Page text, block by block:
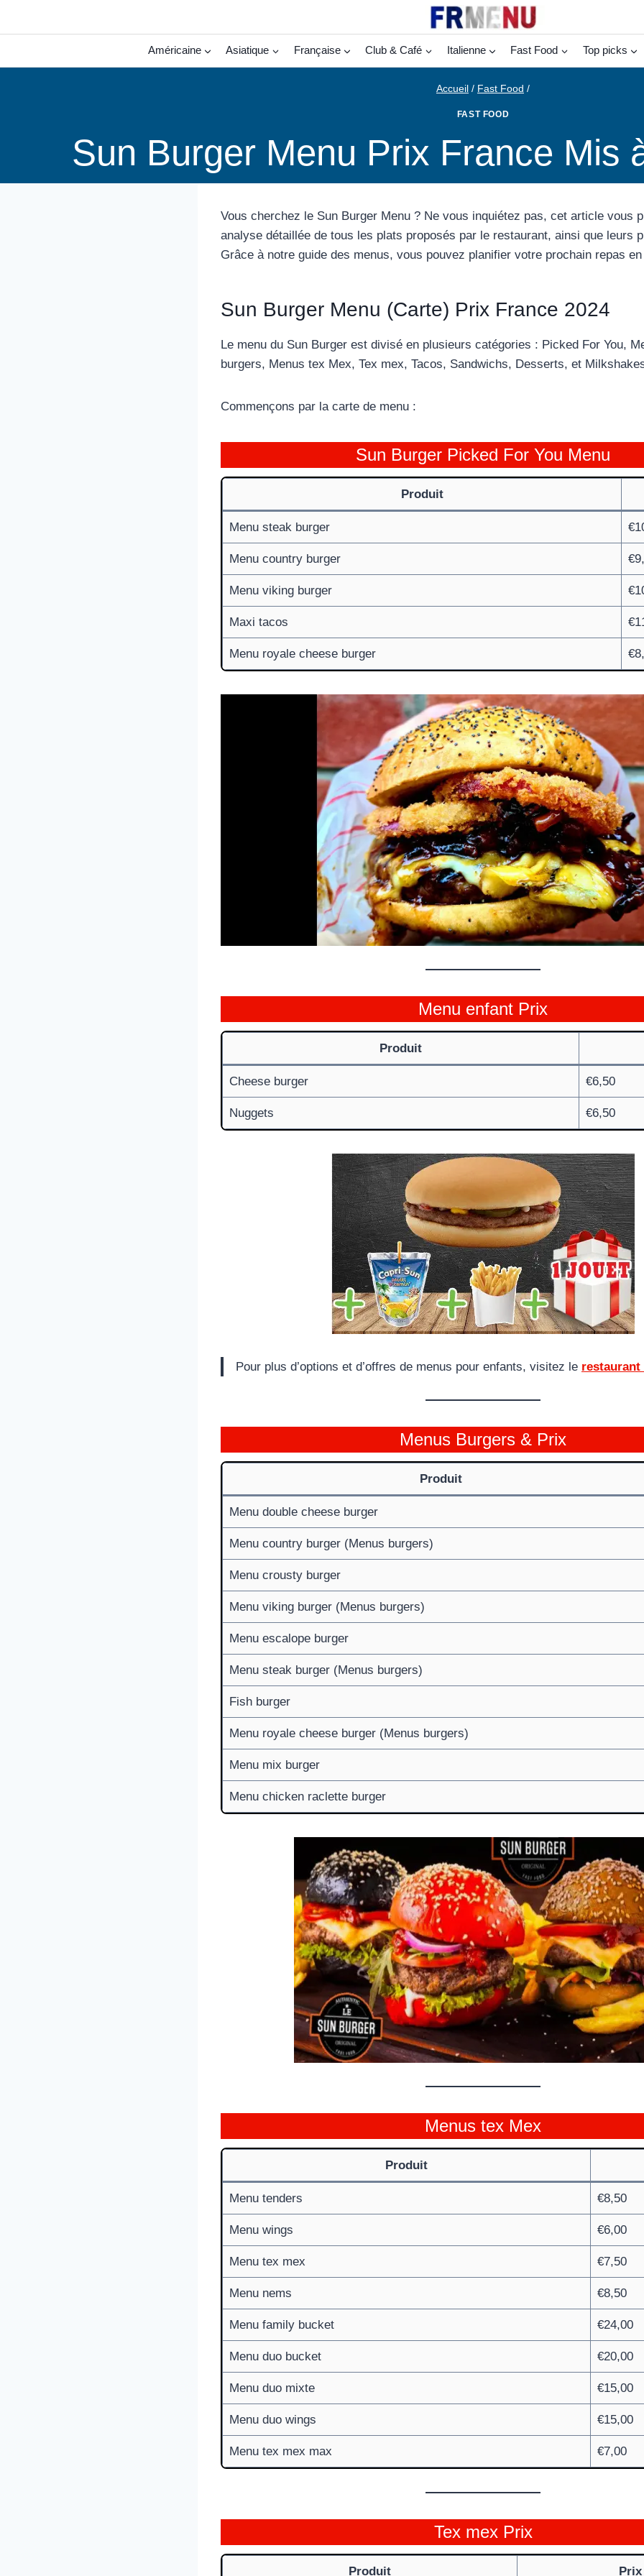
Américaine Asiatique Française Club & Café Italienne Fast Food Top picks
Accueil / Fast Food /
FAST FOOD
Sun Burger Menu Prix France Mis
Vous cherchez le Sun Burger Menu ? Ne vous inquiétez pas, cet article vous
analyse détaillée de tous les plats proposés par le restaurant, ainsi que leurs
Grâce à notre guide des menus, vous pouvez planifier votre prochain repas
Sun Burger Menu (Carte) Prix France 2024
Le menu du Sun Burger est divisé en plusieurs catégories : Picked For You,
burgers, Menus tex Mex, Tex mex, Tacos, Sandwichs, Desserts, et
Commençons par la carte de menu :
Sun Burger Picked For You Menu
Produit
Menu steak burger
Menu country burger
Menu viking burger
Maxi tacos
Menu royale cheese burger
Menu enfant Prix
Produit
Cheese burger €6,50
Nuggets €6,50
Pour plus d’options et d’offres de menus pour enfants, visitez le restaurant
Menus Burgers & Prix
Produit
Menu double cheese burger
Menu country burger (Menus burgers)
Menu crousty burger
Menu viking burger (Menus burgers)
Menu escalope burger
Menu steak burger (Menus burgers)
Fish burger
Menu royale cheese burger (Menus burgers)
Menu mix burger
Menu chicken raclette burger
Menus tex Mex
Produit
Menu tenders €8,50
Menu wings €6,00
Menu tex mex €7,50
Menu nems €8,50
Menu family bucket €24,00
Menu duo bucket €20,00
Menu duo mixte €15,00
Menu duo wings €15,00
Menu tex mex max €7,00
Tex mex Prix
Produit Prix